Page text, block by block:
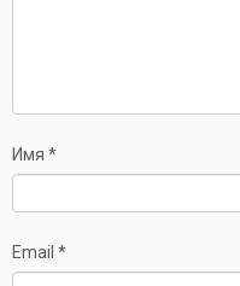
Имя *
Email *